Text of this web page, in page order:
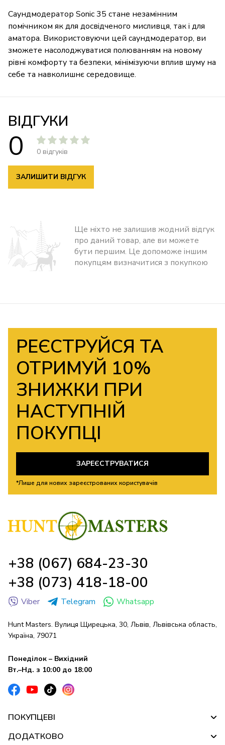
Саундмодератор Sonic 35 стане незамінним
помічником як для досвідченого мисливця, так і для
аматора. Використовуючи цей саундмодератор, ви
зможете насолоджуватися полюванням на новому
рівні комфорту та безпеки, мінімізуючи вплив шуму на
себе та навколишнє середовище.
ВІДГУКИ
0 0 відгуків
ЗАЛИШИТИ ВІДГУК
Ще ніхто не залишив жодний відгук
про даний товар, але ви можете
бути першим. Це допоможе іншим
покупцям визначитися з покупкою
РЕЄСТРУЙСЯ ТА
ОТРИМУЙ 10%
ЗНИЖКИ ПРИ
НАСТУПНІЙ
ПОКУПЦІ
ЗАРЕЄСТРУВАТИСЯ
*Лише для нових зареєстрованих користувачів
+38 (067) 684-23-30
+38 (073) 418-18-00
Viber Telegram Whatsapp
Hunt Masters. Вулиця Щирецька, 30, Львів, Львівська область,
Україна, 79071
Понеділок – Вихідний
Вт.–Нд. з 10:00 до 18:00
ПОКУПЦЕВІ
ДОДАТКОВО